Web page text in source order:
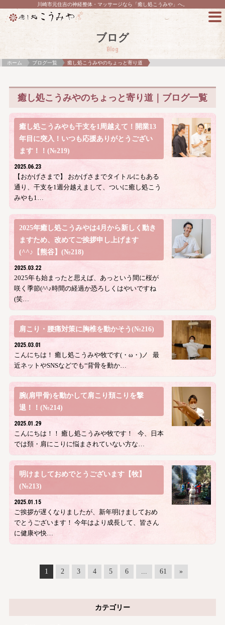
川崎市元住吉の神経整体・マッサージなら「癒し処こうみや」へ。
ブログ
Blog
ホーム ブログ一覧 癒し処こうみやのちょっと寄り道
癒し処こうみやのちょっと寄り道｜ブログ一覧
癒し処こうみやも干支を1周越えて！開業13
年目に突入！いつも応援ありがとうござい
ます！！(№219)
2025.06.23
【おかげさまで】 おかげさまでタイトルにもある
通り、干支を1週分越えまして、ついに癒し処こう
みやも1…
2025年癒し処こうみやは4月から新しく動き
ますため、改めてご挨拶申し上げます
(^^♪【熊谷】(№218)
2025.03.22
2025年も始まったと思えば、あっという間に桜が
咲く季節(^^♪時間の経過か恐ろしくはやいですね
(笑…
肩こり・腰痛対策に胸椎を動かそう(№216)
2025.03.01
こんにちは！ 癒し処こうみや牧です(・ω・)ノ 最
近ネットやSNSなどでも“背骨を動か…
腕(肩甲骨)を動かして肩こり頚こりを撃
退！！(№214)
2025.01.29
こんにちは！！ 癒し処こうみや牧です！ 今、日本
では頚・肩にこりに悩まされていない方な…
明けましておめでとうございます【牧】
(№213)
2025.01.15
ご挨拶が遅くなりましたが、新年明けましておめ
でとうございます！ 今年はより成長して、皆さん
に健康や快…
1 2 3 4 5 6 ... 61 »
カテゴリー